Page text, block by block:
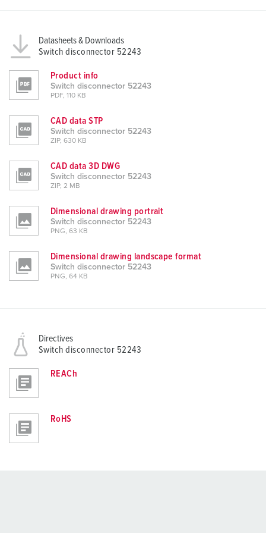
Datasheets & Downloads
Switch disconnector 52243
Product info
Switch disconnector 52243
PDF, 110 KB
CAD data STP
Switch disconnector 52243
ZIP, 630 KB
CAD data 3D DWG
Switch disconnector 52243
ZIP, 2 MB
Dimensional drawing portrait
Switch disconnector 52243
PNG, 63 KB
Dimensional drawing landscape format
Switch disconnector 52243
PNG, 64 KB
Directives
Switch disconnector 52243
REACh
RoHS